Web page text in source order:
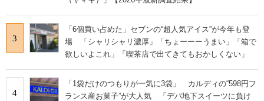
3
「6個買い占めた」セブンの“超人気アイス”が今年も登
場 「シャリシャリ濃厚」「ちょーーーうまい」「箱で
欲しいよこれ」「喫茶店で出てきてもおかしくない」
4
「1袋だけのつもりが一気に3袋」 カルディの“598円フ
ランス産お菓子”が大人気 「デパ地下スイーツに負け